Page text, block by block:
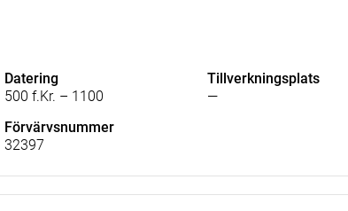
Datering
500 f.Kr. – 1100
Tillverkningsplats
—
Förvärvsnummer
32397